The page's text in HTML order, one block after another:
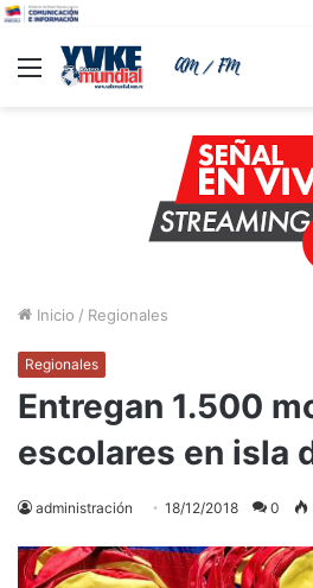
Menu
Inicio / Regionales
Regionales
Entregan 1.500
escolares en isla
administración 18/12/2018 0